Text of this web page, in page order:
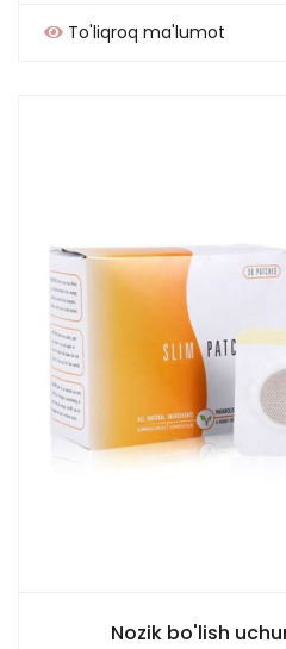
To'liqroq ma'lumot
Nozik bo'lish